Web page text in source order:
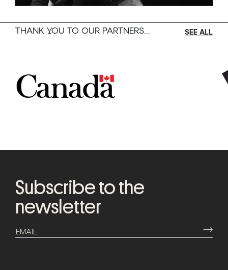
THANK YOU TO OUR PARTNERS... SEE ALL
Subscribe to the
newsletter
EMAIL ⟶